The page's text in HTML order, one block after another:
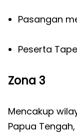
Pasangan
Peserta
Zona 3
Mencakup
Papua